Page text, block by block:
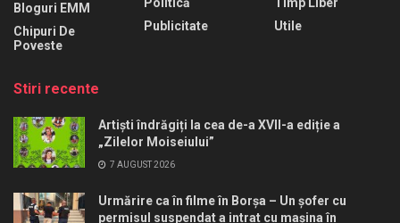
Bloguri EMM
Chipuri De
Poveste
Publicitate
Utile
Stiri recente
Artiști îndrăgiți la cea de-a XVII-a ediție a
„Zilelor Moiseiului”
7 AUGUST 2026
Urmărire ca în filme în Borșa – Un șofer cu
permisul suspendat a intrat cu mașina în